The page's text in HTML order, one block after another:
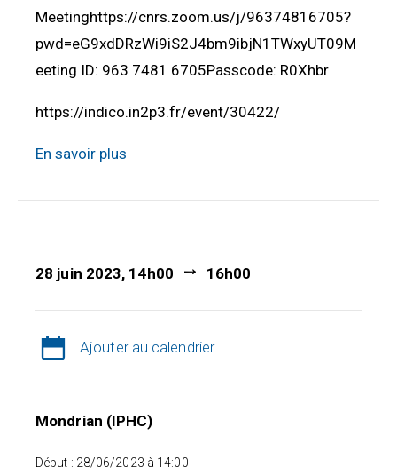
Meetinghttps://cnrs.zoom.us/j/96374816705?
pwd=eG9xdDRzWi9iS2J4bm9ibjN1TWxyUT09M
eeting ID: 963 7481 6705Passcode: R0Xhbr
https://indico.in2p3.fr/event/30422/
En savoir plus
28 juin 2023, 14h00 16h00
Ajouter au calendrier
Mondrian (IPHC)
Début : 28/06/2023 à 14:00